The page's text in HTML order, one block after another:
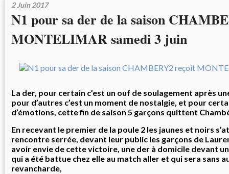
2 Juin 2017
N1 pour sa der de la saison
MONTELIMAR samedi 3 juin
La der, pour certain c’est un ouf de soulagement après
pour d’autres c’est un moment de nostalgie, et pour
d’émotions, cette fin de saison 5 garçons quittent
En recevant le premier de la poule 2 les jaunes et noirs
rencontre serrée, devant leur public les garçons de
avoir envie de cette victoire, une der à domicile devant
qui a été battue chez elle au match aller et qui sera sans
revancharde,